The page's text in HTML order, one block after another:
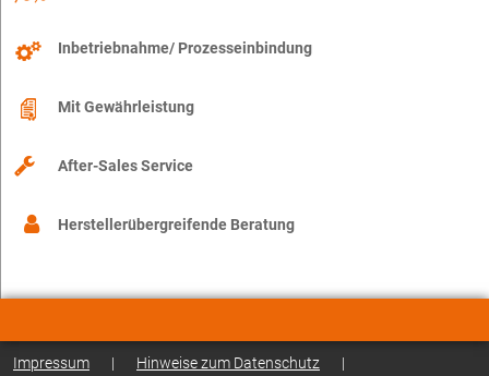
Inbetriebnahme/ Prozesseinbindung
Mit Gewährleistung
After-Sales Service
Herstellerübergreifende Beratung
Impressum | Hinweise zum Datenschutz |